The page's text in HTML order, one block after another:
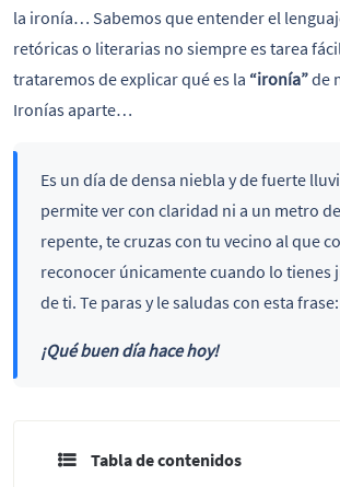
la ironía… Sabemos que entender el
retóricas o literarias no siempre es tarea
trataremos de explicar qué es la “ironía”de
Ironías aparte…
Es un día de densa niebla y de fuerte
permite ver con claridad ni a un metro
repente, te cruzas con tu vecino al que
reconocer únicamente cuando lo tienes
de ti. Te paras y le saludas con esta frase:
¡Qué buen día hace hoy!
Tabla de contenidos